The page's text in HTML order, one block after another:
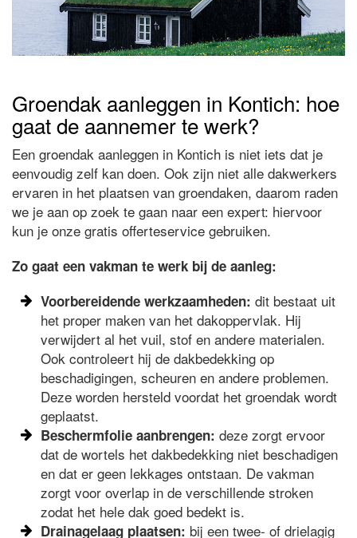
Groendak aanleggen in Kontich: hoe
gaat de aannemer te werk?
Een groendak aanleggen in Kontich is niet iets dat je
eenvoudig zelf kan doen. Ook zijn niet alle dakwerkers
ervaren in het plaatsen van groendaken, daarom raden
we je aan op zoek te gaan naar een expert: hiervoor
kun je onze gratis offerteservice gebruiken.
Zo gaat een vakman te werk bij de aanleg:
Voorbereidende werkzaamheden: dit bestaat uit
het proper maken van het dakoppervlak. Hij
verwijdert al het vuil, stof en andere materialen.
Ook controleert hij de dakbedekking op
beschadigingen, scheuren en andere problemen.
Deze worden hersteld voordat het groendak wordt
geplaatst.
Beschermfolie aanbrengen: deze zorgt ervoor
dat de wortels het dakbedekking niet beschadigen
en dat er geen lekkages ontstaan. De vakman
zorgt voor overlap in de verschillende stroken
zodat het hele dak goed bedekt is.
Drainagelaag plaatsen: bij een twee- of drielagig